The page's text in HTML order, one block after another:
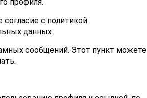
с политикой
данных.
сообщений. Этот пункт можете